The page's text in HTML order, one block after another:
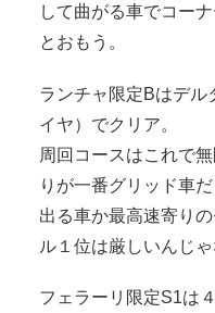
して曲がる車でコー
とおもう。
ランチャ限定Bはデル
イヤ）でクリア。
周回コースはこれで
りが一番グリッド車
出る車か最高速寄り
ル１位は厳しいんじゃ
フェラーリ限定S1は